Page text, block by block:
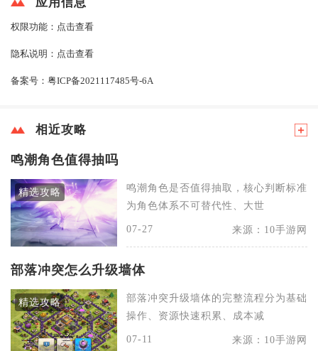
权限功能： 点击查看
隐私说明： 点击查看
备案号： 粤ICP备2021117485号-6A
相近攻略
鸣潮角色值得抽吗
精选攻略
鸣潮角色是否值得抽取，核心判断标准
为角色体系不可替代性、大世
07-27 来源：10手游网
部落冲突怎么升级墙体
精选攻略
部落冲突升级墙体的完整流程分为基础
操作、资源快速积累、成本减
07-11 来源：10手游网